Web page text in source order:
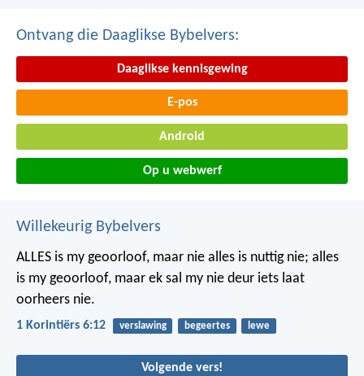
Ontvang die Daaglikse Bybelvers:
Daaglikse kennisgewing
E-pos
Android
Op u webwerf
Willekeurig Bybelvers
ALLES is my geoorloof, maar nie alles is nuttig nie; alles
is my geoorloof, maar ek sal my nie deur iets laat
oorheers nie.
1 Korintiërs 6:12 verslawing begeertes lewe
Volgende vers!